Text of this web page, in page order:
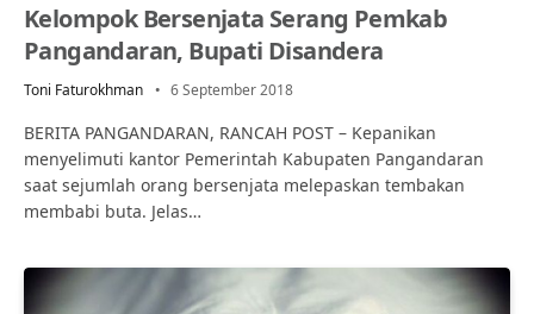
Kelompok Bersenjata Serang Pemkab
Pangandaran, Bupati Disandera
Toni Faturokhman 6 September 2018
BERITA PANGANDARAN, RANCAH POST – Kepanikan
menyelimuti kantor Pemerintah Kabupaten Pangandaran
saat sejumlah orang bersenjata melepaskan tembakan
membabi buta. Jelas…